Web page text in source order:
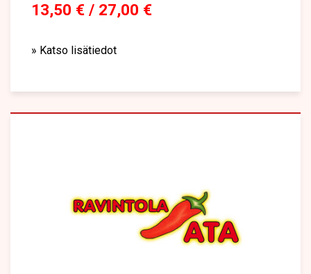
13,50 € / 27,00 €
» Katso lisätiedot